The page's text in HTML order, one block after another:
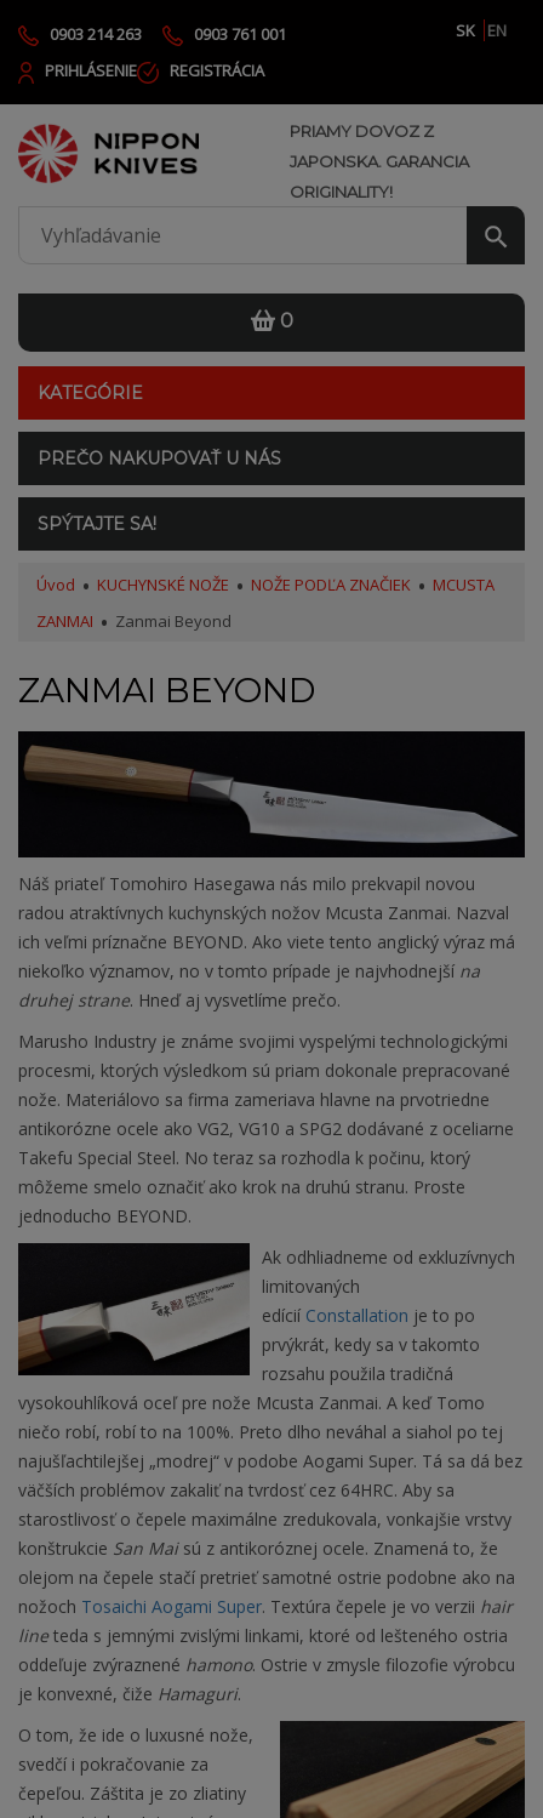
0903 214 263 0903 761 001 SK
EN
PRIHLÁSENIE
REGISTRÁCIA
PRIAMY DOVOZ Z
JAPONSKA. GARANCIA
ORIGINALITY!
0
KATEGÓRIE
PREČO NAKUPOVAŤ U NÁS
SPÝTAJTE SA!
Úvod KUCHYNSKÉ NOŽE NOŽE PODĽA ZNAČIEK
MCUSTA
ZANMAI
Zanmai Beyond
ZANMAI BEYOND
Náš priateľ Tomohiro Hasegawa nás milo prekvapil novou
radou atraktívnych kuchynských nožov Mcusta Zanmai. Nazval
ich veľmi príznačne BEYOND. Ako viete tento anglický výraz má
niekoľko významov, no v tomto prípade je najvhodnejší na
druhej strane. Hneď aj vysvetlíme prečo.
Marusho Industry je známe svojimi vyspelými technologickými
procesmi, ktorých výsledkom sú priam dokonale prepracované
nože. Materiálovo sa firma zameriava hlavne na prvotriedne
antikorózne ocele ako VG2, VG10 a SPG2 dodávané z oceliarne
Takefu Special Steel. No teraz sa rozhodla k počinu, ktorý
môžeme smelo označiť ako krok na druhú stranu. Proste
jednoducho BEYOND.
Ak odhliadneme od exkluzívnych
limitovaných
edícií Constallation je to po
prvýkrát, kedy sa v takomto
rozsahu použila tradičná
vysokouhlíková oceľ pre nože Mcusta Zanmai. A keď Tomo
niečo robí, robí to na 100%. Preto dlho neváhal a siahol po tej
najušľachtilejšej „modrej“ v podobe Aogami Super. Tá sa dá bez
väčších problémov zakaliť na tvrdosť cez 64HRC. Aby sa
starostlivosť o čepele maximálne zredukovala, vonkajšie vrstvy
konštrukcie San Maisú z antikoróznej ocele. Znamená to, že
olejom na čepele stačí pretrieť samotné ostrie podobne ako na
nožoch Tosaichi Aogami Super. Textúra čepele je vo verzii hair
lineteda s jemnými zvislými linkami, ktoré od lešteného ostria
oddeľuje zvýraznené hamono. Ostrie v zmysle filozofie výrobcu
je konvexné, čiže Hamaguri.
O tom, že ide o luxusné nože,
svedčí i pokračovanie za
čepeľou. Záštita je zo zliatiny